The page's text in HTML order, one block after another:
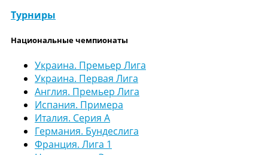
Турниры
Национальные чемпионаты
Украина. Премьер Лига
Украина. Первая Лига
Англия. Премьер Лига
Испания. Примера
Италия. Серия А
Германия. Бундеслига
Франция. Лига 1